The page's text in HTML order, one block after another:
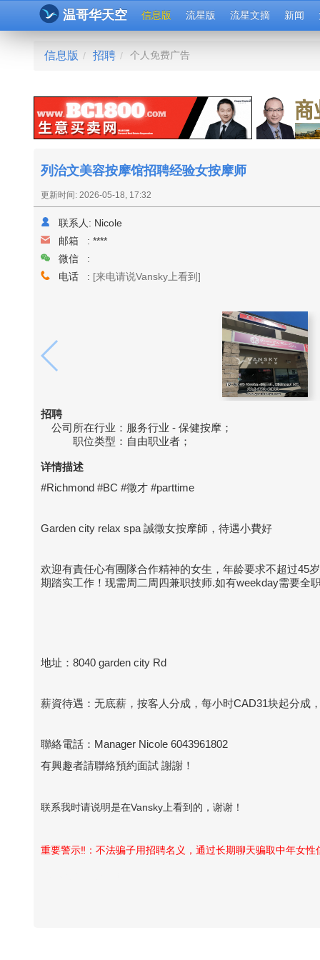
温哥华天空 信息版 流星版 流星文摘 新闻
信息版 / 招聘 / 个人免费广告
列治文美容按摩馆招聘经验女按摩师
更新时间: 2026-05-18, 17:32
联系人: Nicole
邮箱 : ****
微信 :
电话 : [来电请说Vansky上看到]
招聘
公司所在行业： 服务行业 - 保健按摩；
职位类型： 自由职业者；
详情描述
#Richmond #BC #徵才 #parttime
Garden city relax spa 誠徵女按摩師，待遇小費好
欢迎有責任心有團隊合作精神的女生，年龄要求不超过45
期踏实工作！现需周二周四兼职技师.如有weekday需要全
地址：8040 garden city Rd
薪資待遇：无底薪，按客人分成，每小时CAD31块起分成
聯絡電話：Manager Nicole 6043961802
有興趣者請聯絡預約面試 謝謝！
联系我时请说明是在Vansky上看到的，谢谢！
重要警示‼️：不法骗子用招聘名义，通过长期聊天骗取中年女